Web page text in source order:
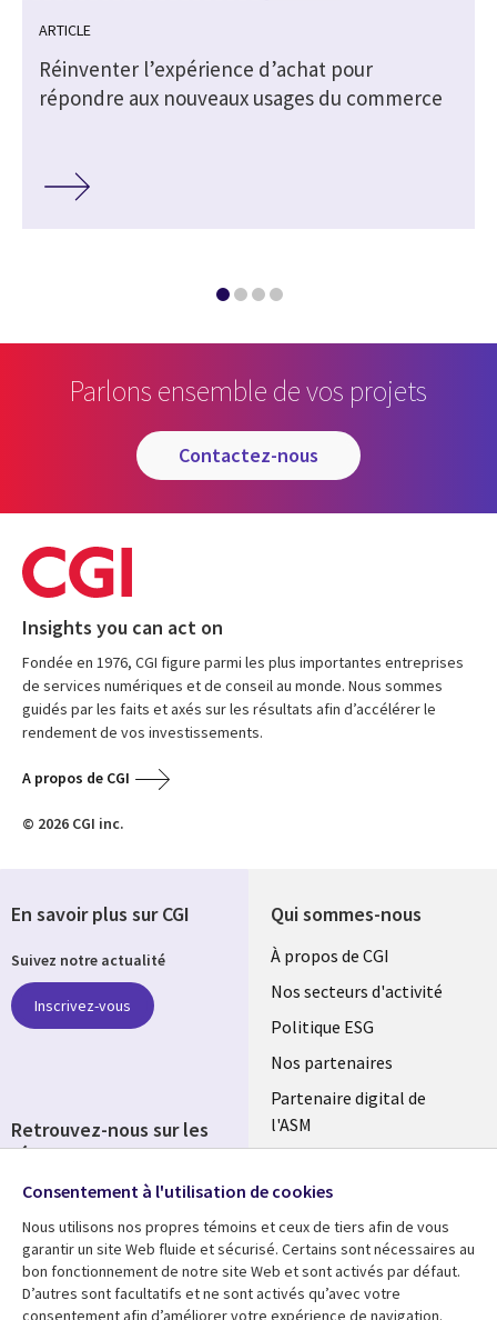
ARTICLE
Réinventer l’expérience d’achat pour
répondre aux nouveaux usages du commerce
Parlons ensemble de vos projets
contactez-nous
Insights you can act on
Fondée en 1976, CGI figure parmi les plus importantes entreprises
de services numériques et de conseil au monde. Nous sommes
guidés par les faits et axés sur les résultats afin d’accélérer le
rendement de vos investissements.
A propos de CGI
© 2026 CGI inc.
Qui sommes-nous
Useful
links
FRANCE
À propos de CGI
Nos secteurs d'activité
Politique ESG
Nos partenaires
Partenaire digital de
l'ASM
Fusions
Ressources Support
En savoir plus sur CGI
Suivez notre actualité
Inscrivez-vous
Retrouvez-nous sur les
réseaux
Social
Media
FRANCE
Consentement à l'utilisation de cookies
Nous utilisons nos propres témoins et ceux de tiers afin de vous
garantir un site Web fluide et sécurisé. Certains sont nécessaires au
bon fonctionnement de notre site Web et sont activés par défaut.
D’autres sont facultatifs et ne sont activés qu’avec votre
consentement afin d’améliorer votre expérience de navigation.